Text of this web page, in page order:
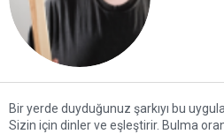
a
a
ç
r
i
i
Bir yerde duyduğunuz şarkıyı bu
Sizin için dinler ve eşleştirir. Bulma